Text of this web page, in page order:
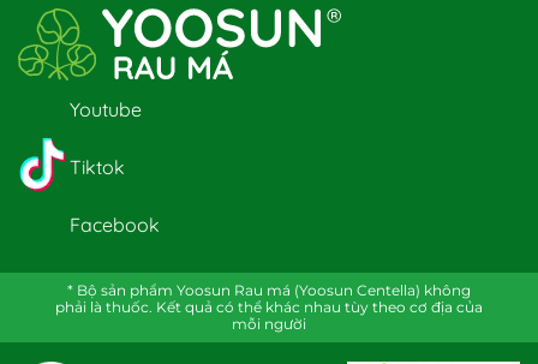
Youtube
Tiktok
Facebook
* Bộ sản phẩm Yoosun Rau má (Yoosun Centella) không
phải là thuốc. Kết quả có thể khác nhau tùy theo cơ địa của
mỗi người